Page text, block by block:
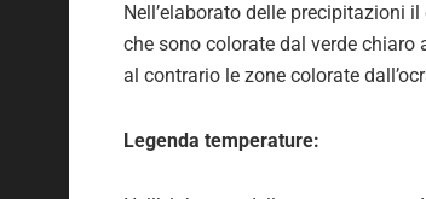
Nell’elaborato delle precipitazioni
che sono colorate dal verde
al contrario le zone colorate
Legenda temperature: